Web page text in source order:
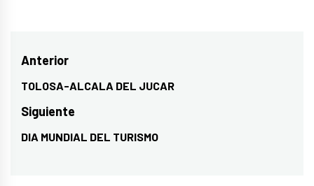
Navegación
de
entradas
Anterior
Entrada
anterior:
TOLOSA-ALCALA DEL JUCAR
Siguiente
Entrada
DIA MUNDIAL DEL TURISMO